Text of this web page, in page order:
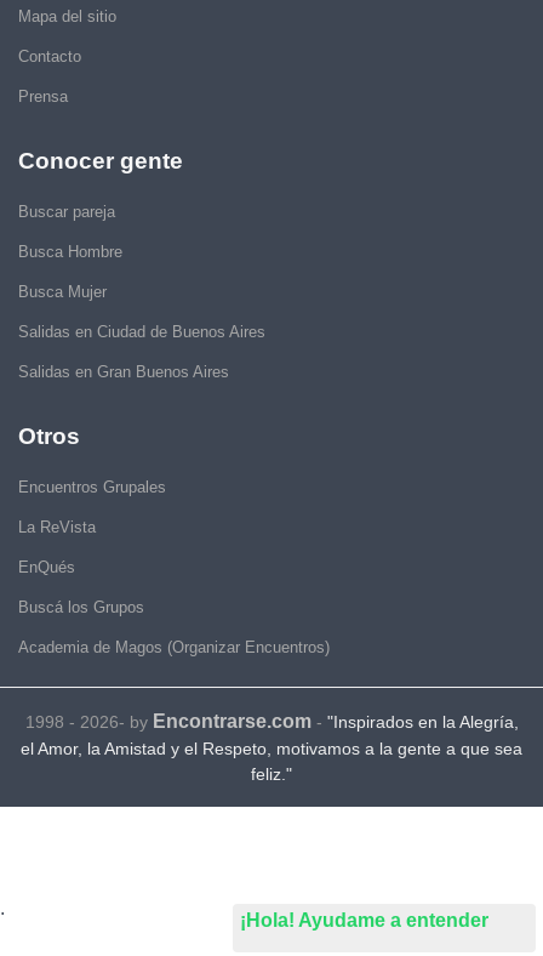
¡Hola! Ayudame a entender
Mapa del sitio
Contacto
Prensa
Conocer gente
Buscar pareja
Busca Hombre
Busca Mujer
Salidas en Ciudad de Buenos Aires
Salidas en Gran Buenos Aires
Otros
Encuentros Grupales
La ReVista
EnQués
Buscá los Grupos
Academia de Magos (Organizar Encuentros)
1998 - 2026- by Encontrarse.com- "Inspirados en la Alegría,
el Amor, la Amistad y el Respeto, motivamos a la gente a que sea
feliz."
.